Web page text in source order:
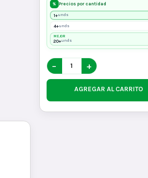
% Precios por cantidad
1+unds
4+unds
MEJOR
20+unds
− +
AGREGAR AL CARRITO